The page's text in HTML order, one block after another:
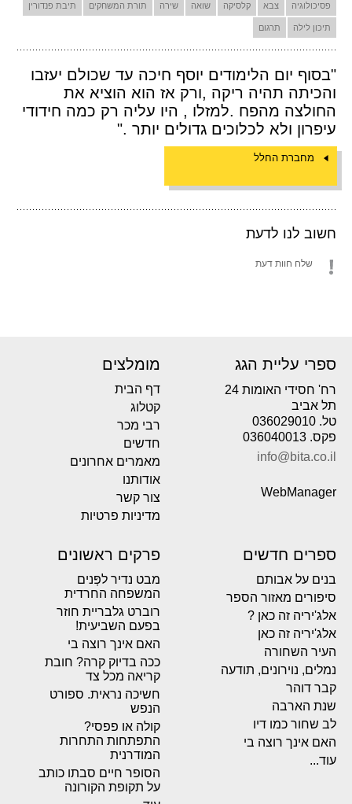
פסיכולוגיה צבא קלסיקה שואה שירה תורת המשחקים תיבת פנדורין
תיכון לילה תרגום
"בסוף יום הלימודים יוסף חיכה עד שכולם יעזבו
והכיתה תהיה ריקה ,ורק אז הוא הוציא את
החולצה מהפח .למזלו , היו עליה רק כמה חידודי
עיפרון ולא לכלוכים גדולים יותר ."
מחברת החלל
חשוב לנו לדעת
שלח חוות דעת
ספרי עליית הגג
רח' חסידי האומות 24
תל אביב
טל. 036029010
פקס. 036040013
info@bita.co.il
WebManager
מומלצים
דף הבית
קטלוג
רבי מכר
חדשים
מאמרים אחרונים
אודותנו
צור קשר
מדיניות פרטיות
ספרים חדשים
בנים על אבותם
סיפורים מאזור הספר
אלג'יריה זה כאן ?
אלג'יריה זה כאן
העיר השחורה
נמלים, נוירונים, תודעה
קבר דוהר
שנת הארבה
לב שחור כמו דיו
האם אינך רוצה בי
עוד...
פרקים ראשונים
מבט נדיר לפְּנים
המשפחה החרדית
רוברט גלבריית חוזר
בפעם השביעית!
האם אינך רוצה בי
ככה בדיוק קרה? חובת
קריאה מכל צד
חשיכה נראית. ספורט
הנפש
קולה או פפסי?
התפתחות התחרות
המודרנית
הסופר חיים סבתו כותב
על תקופת הקורונה